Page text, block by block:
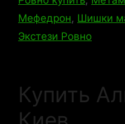
Мефедрон, Шишки
Экстези Ровно
Купить